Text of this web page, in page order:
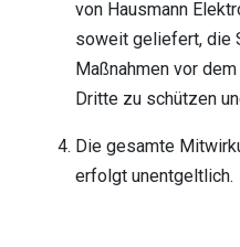
von Hausmann
soweit geliefert, die
Maßnahmen vor
Dritte zu schützen
Die gesamte
erfolgt unentgeltlich.